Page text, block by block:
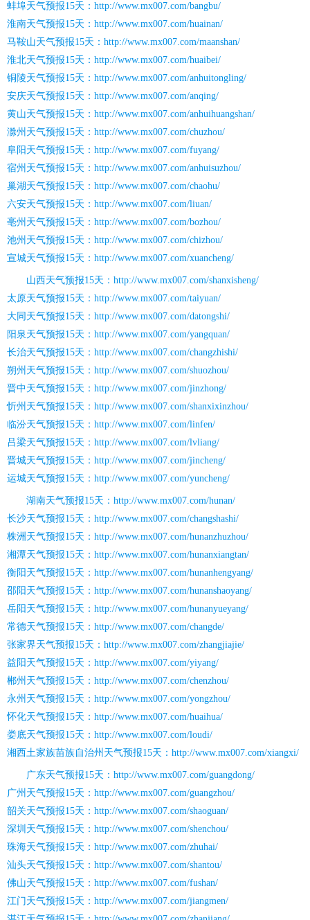
蚌埠天气预报15天：http://www.mx007.com/bangbu/
淮南天气预报15天：http://www.mx007.com/huainan/
马鞍山天气预报15天：http://www.mx007.com/maanshan/
淮北天气预报15天：http://www.mx007.com/huaibei/
铜陵天气预报15天：http://www.mx007.com/anhuitongling/
安庆天气预报15天：http://www.mx007.com/anqing/
黄山天气预报15天：http://www.mx007.com/anhuihuangshan/
滁州天气预报15天：http://www.mx007.com/chuzhou/
阜阳天气预报15天：http://www.mx007.com/fuyang/
宿州天气预报15天：http://www.mx007.com/anhuisuzhou/
巢湖天气预报15天：http://www.mx007.com/chaohu/
六安天气预报15天：http://www.mx007.com/liuan/
亳州天气预报15天：http://www.mx007.com/bozhou/
池州天气预报15天：http://www.mx007.com/chizhou/
宣城天气预报15天：http://www.mx007.com/xuancheng/
山西天气预报15天：http://www.mx007.com/shanxisheng/
太原天气预报15天：http://www.mx007.com/taiyuan/
大同天气预报15天：http://www.mx007.com/datongshi/
阳泉天气预报15天：http://www.mx007.com/yangquan/
长治天气预报15天：http://www.mx007.com/changzhishi/
朔州天气预报15天：http://www.mx007.com/shuozhou/
晋中天气预报15天：http://www.mx007.com/jinzhong/
忻州天气预报15天：http://www.mx007.com/shanxixinzhou/
临汾天气预报15天：http://www.mx007.com/linfen/
吕梁天气预报15天：http://www.mx007.com/lvliang/
晋城天气预报15天：http://www.mx007.com/jincheng/
运城天气预报15天：http://www.mx007.com/yuncheng/
湖南天气预报15天：http://www.mx007.com/hunan/
长沙天气预报15天：http://www.mx007.com/changshashi/
株洲天气预报15天：http://www.mx007.com/hunanzhuzhou/
湘潭天气预报15天：http://www.mx007.com/hunanxiangtan/
衡阳天气预报15天：http://www.mx007.com/hunanhengyang/
邵阳天气预报15天：http://www.mx007.com/hunanshaoyang/
岳阳天气预报15天：http://www.mx007.com/hunanyueyang/
常德天气预报15天：http://www.mx007.com/changde/
张家界天气预报15天：http://www.mx007.com/zhangjiajie/
益阳天气预报15天：http://www.mx007.com/yiyang/
郴州天气预报15天：http://www.mx007.com/chenzhou/
永州天气预报15天：http://www.mx007.com/yongzhou/
怀化天气预报15天：http://www.mx007.com/huaihua/
娄底天气预报15天：http://www.mx007.com/loudi/
湘西土家族苗族自治州天气预报15天：http://www.mx007.com/xiangxi/
广东天气预报15天：http://www.mx007.com/guangdong/
广州天气预报15天：http://www.mx007.com/guangzhou/
韶关天气预报15天：http://www.mx007.com/shaoguan/
深圳天气预报15天：http://www.mx007.com/shenchou/
珠海天气预报15天：http://www.mx007.com/zhuhai/
汕头天气预报15天：http://www.mx007.com/shantou/
佛山天气预报15天：http://www.mx007.com/fushan/
江门天气预报15天：http://www.mx007.com/jiangmen/